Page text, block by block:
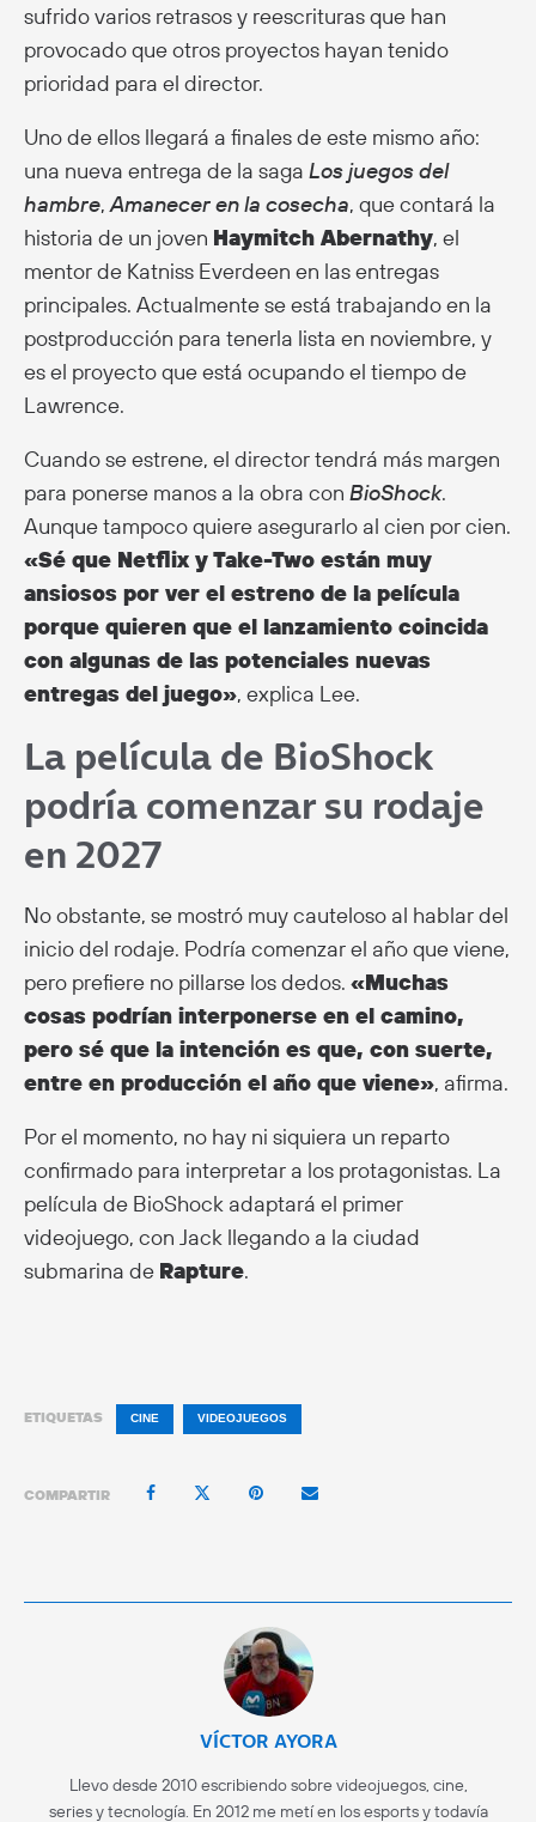
sufrido varios retrasos y reescrituras que han
provocado que otros proyectos hayan tenido
prioridad para el director.
Uno de ellos llegará a finales de este mismo año:
una nueva entrega de la saga Los juegos del
hambre,Amanecer en la cosecha, que contará la
historia de un joven Haymitch Abernathy, el
mentor de Katniss Everdeen en las entregas
principales. Actualmente se está trabajando en la
postproducción para tenerla lista en noviembre, y
es el proyecto que está ocupando el tiempo de
Lawrence.
Cuando se estrene, el director tendrá más margen
para ponerse manos a la obra con BioShock.
Aunque tampoco quiere asegurarlo al cien por cien.
«Sé que Netflix y Take-Two están muy
ansiosos por ver el estreno de la película
porque quieren que el lanzamiento coincida
con algunas de las potenciales nuevas
entregas del juego», explica Lee.
La película de BioShock
podría comenzar su rodaje
en 2027
No obstante, se mostró muy cauteloso al hablar del
inicio del rodaje. Podría comenzar el año que viene,
pero prefiere no pillarse los dedos. «Muchas
cosas podrían interponerse en el camino,
pero sé que la intención es que, con suerte,
entre en producción el año que viene», afirma.
Por el momento, no hay ni siquiera un reparto
confirmado para interpretar a los protagonistas. La
película de BioShock adaptará el primer
videojuego, con Jack llegando a la ciudad
submarina de Rapture.
ETIQUETAS CINE VIDEOJUEGOS
COMPARTIR
VÍCTOR AYORA
Llevo desde 2010 escribiendo sobre videojuegos, cine,
series y tecnología. En 2012 me metí en los esports y todavía